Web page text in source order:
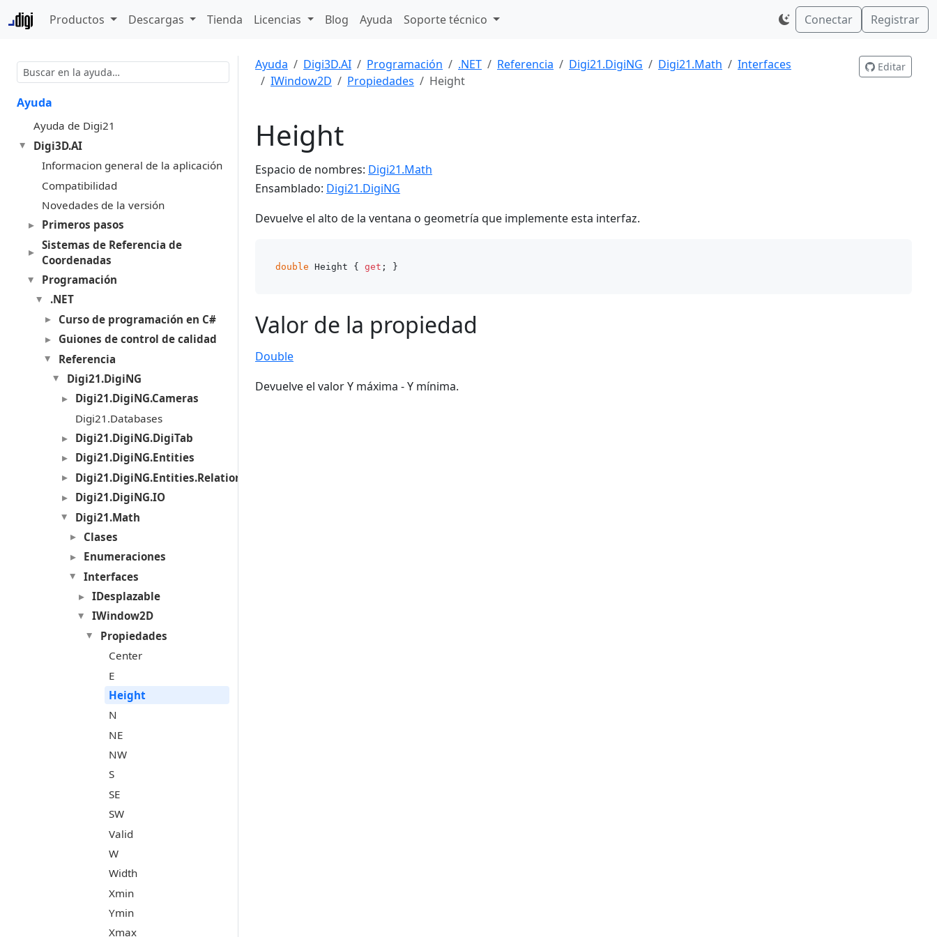
Productos Descargas Tienda Licencias Blog Ayuda Soporte técnico Conectar Registrar
Ayuda
Ayuda de Digi21
Digi3D.AI
Informacion general de la aplicación
Compatibilidad
Novedades de la versión
Primeros pasos
Sistemas de Referencia de
Coordenadas
Programación
.NET
Curso de programación en C#
Guiones de control de calidad
Referencia
Digi21.DigiNG
Digi21.DigiNG.Cameras
Digi21.Databases
Digi21.DigiNG.DigiTab
Digi21.DigiNG.Entities
Digi21.DigiNG.Entities.Relations
Digi21.DigiNG.IO
Digi21.Math
Clases
Enumeraciones
Interfaces
IDesplazable
IWindow2D
Propiedades
Center
E
Height
N
NE
NW
S
SE
SW
Valid
W
Width
Xmin
Ymin
Xmax
Ayuda Digi3D.AI Programación .NET Referencia Digi21.DigiNG Digi21.Math
Interfaces
IWindow2D
Propiedades Height
Editar
Height
Espacio de nombres: Digi21.Math
Ensamblado: Digi21.DigiNG
Devuelve el alto de la ventana o geometría que implemente esta interfaz.
double Height { get
Valor de la propiedad
Double
Devuelve el valor Y máxima - Y mínima.